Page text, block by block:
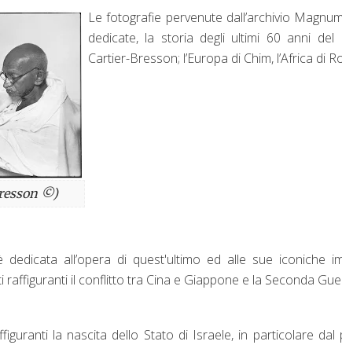
©)
Le fotografie pervenute dall’archivio
dedicate, la storia degli ultimi 60 anni del
Cartier-Bresson; l’Europa di Chim, l’Africa di
all’opera di quest'ultimo ed alle sue iconiche
raffiguranti il conflitto tra Cina e Giappone e la Seconda
la nascita dello Stato di Israele, in particolare dal